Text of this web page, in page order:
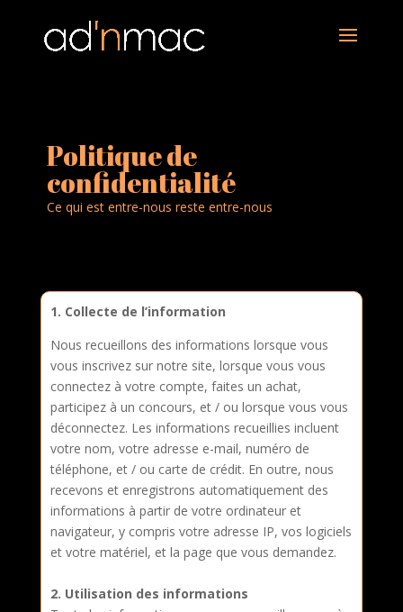
Politique de
confidentialité
Ce qui est entre-nous reste entre-nous
1. Collecte de l’information
Nous recueillons des informations lorsque vous
vous inscrivez sur notre site, lorsque vous vous
connectez à votre compte, faites un achat,
participez à un concours, et / ou lorsque vous vous
déconnectez. Les informations recueillies incluent
votre nom, votre adresse e-mail, numéro de
téléphone, et / ou carte de crédit. En outre, nous
recevons et enregistrons automatiquement des
informations à partir de votre ordinateur et
navigateur, y compris votre adresse IP, vos logiciels
et votre matériel, et la page que vous demandez.
2. Utilisation des informations